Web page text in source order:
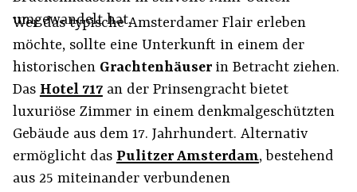
umgewandelt hat.
Wer das typische Amsterdamer Flair erleben
möchte, sollte eine Unterkunft in einem der
historischen Grachtenhäuser in Betracht ziehen.
Das Hotel 717an der Prinsengracht bietet
luxuriöse Zimmer in einem denkmalgeschützten
Gebäude aus dem 17. Jahrhundert. Alternativ
ermöglicht das Pulitzer Amsterdam, bestehend
aus 25 miteinander verbundenen